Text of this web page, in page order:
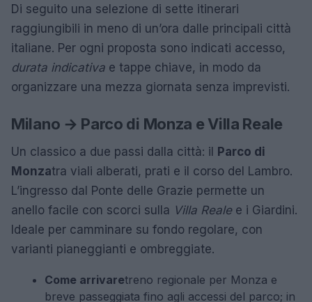
Di seguito una selezione di sette itinerari
raggiungibili in meno di un’ora dalle principali città
italiane. Per ogni proposta sono indicati accesso,
durata indicativa e tappe chiave, in modo da
organizzare una mezza giornata senza imprevisti.
Milano → Parco di Monza e Villa Reale
Un classico a due passi dalla città: il
Parco di
Monzatra viali alberati, prati e il corso del Lambro.
L’ingresso dal Ponte delle Grazie permette un
anello facile con scorci sulla Villa Realee i Giardini.
Ideale per camminare su fondo regolare, con
varianti pianeggianti e ombreggiate.
Come arrivaretreno regionale per Monza e
breve passeggiata fino agli accessi del parco; in